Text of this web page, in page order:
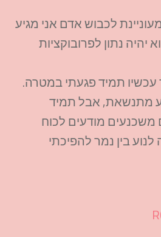
לכבוש אדם אני מגיע
נתון לפרובוקציות
עכשיו תמיד פגעתי במטרה.
מתנשאת, אבל תמיד
מודעים לכוח
בין נמר להפיכתי